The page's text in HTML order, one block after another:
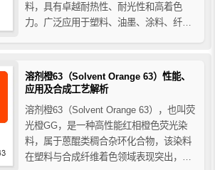
料，具有卓越耐热性、耐光性和高着色
力。广泛应用于塑料、油墨、涂料、纤维
溶剂橙63（Solvent Orange 63）性能、
应用及合成工艺解析
溶剂橙63（Solvent Orange 63），也叫荧
光橙GG，是一种高性能红相橙色荧光染
料，属于蒽醌类稠合杂环化合物，该染料
在塑料与合成纤维着色领域表现突出，具